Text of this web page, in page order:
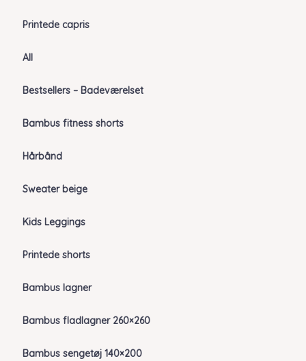
Printede capris
All
Bestsellers – Badeværelset
Bambus fitness shorts
Hårbånd
Sweater beige
Kids Leggings
Printede shorts
Bambus lagner
Bambus fladlagner 260×260
Bambus sengetøj 140×200